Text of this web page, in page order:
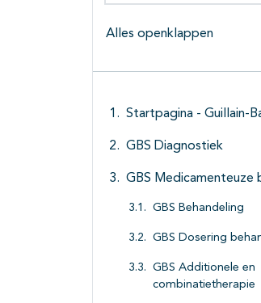
Alles openklappen
Startpagina - Guillain-
GBS Diagnostiek
GBS Medicamenteuze
GBS Behandeling
GBS Dosering
GBS Additionele en
combinatietherapie